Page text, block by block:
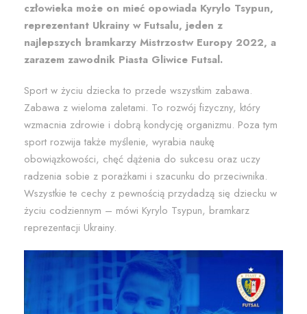
człowieka może on mieć opowiada Kyrylo Tsypun,
reprezentant Ukrainy w Futsalu, jeden z
najlepszych bramkarzy Mistrzostw Europy 2022, a
zarazem zawodnik Piasta Gliwice Futsal.
Sport w życiu dziecka to przede wszystkim zabawa.
Zabawa z wieloma zaletami. To rozwój fizyczny, który
wzmacnia zdrowie i dobrą kondycję organizmu. Poza tym
sport rozwija także myślenie, wyrabia naukę
obowiązkowości, chęć dążenia do sukcesu oraz uczy
radzenia sobie z porażkami i szacunku do przeciwnika.
Wszystkie te cechy z pewnością przydadzą się dziecku w
życiu codziennym – mówi Kyrylo Tsypun, bramkarz
reprezentacji Ukrainy.